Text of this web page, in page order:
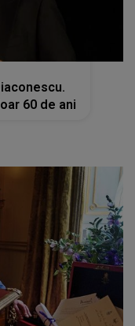
60 de ani